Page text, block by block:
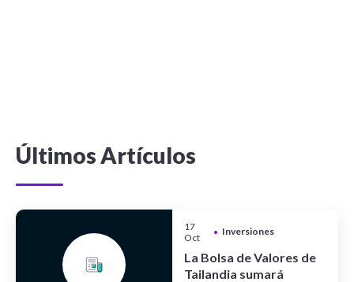
Últimos Artículos
17
Oct
• Inversiones
La Bolsa de Valores de
Tailandia sumará